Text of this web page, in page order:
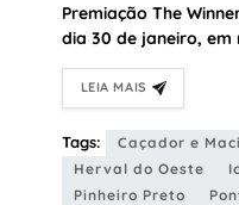
Premiação The
dia 30 de janeiro, em
LEIA MAIS
Tags: Caçador e
Herval do Oeste
Pinheiro Preto